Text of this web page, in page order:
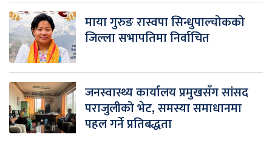
माया गुरुङ रास्वपा सिन्धुपाल्चोकको
जिल्ला सभापतिमा निर्वाचित
जनस्वास्थ्य कार्यालय प्रमुखसँग सांसद
पराजुलीको भेट, समस्या समाधानमा
पहल गर्ने प्रतिबद्धता